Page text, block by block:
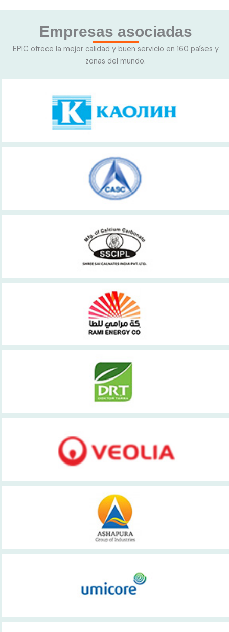
Empresas asociadas
EPIC ofrece la mejor calidad y buen servicio en 160 países y
zonas del mundo.